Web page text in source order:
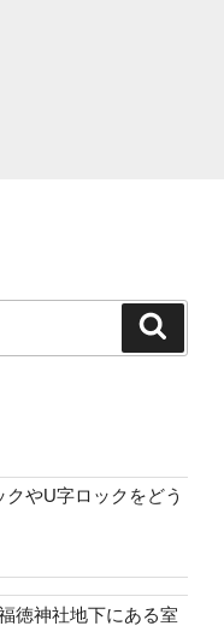
やU字ロックをどう
徳神社地下にある室